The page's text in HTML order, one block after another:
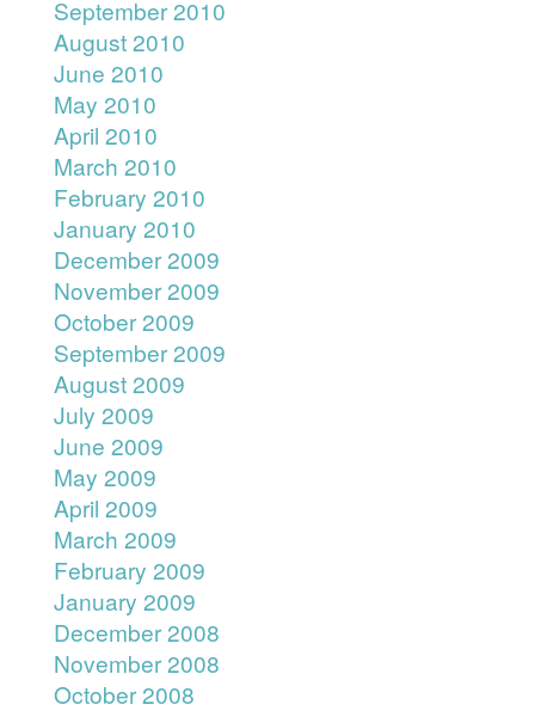
September 2010
August 2010
June 2010
May 2010
April 2010
March 2010
February 2010
January 2010
December 2009
November 2009
October 2009
September 2009
August 2009
July 2009
June 2009
May 2009
April 2009
March 2009
February 2009
January 2009
December 2008
November 2008
October 2008